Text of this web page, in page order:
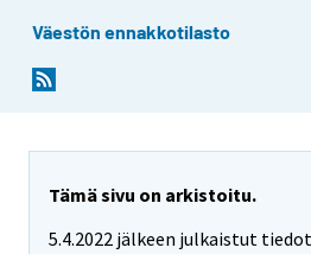
Väestön ennakkotilasto
Tämä sivu on arkistoitu.
5.4.2022 jälkeen julkaistut